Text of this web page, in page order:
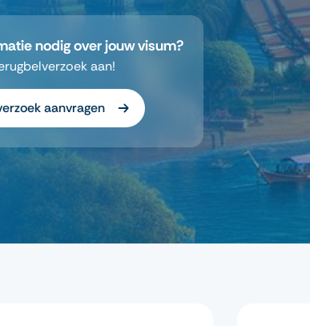
nodig over jouw visum?
aan!
aanvragen